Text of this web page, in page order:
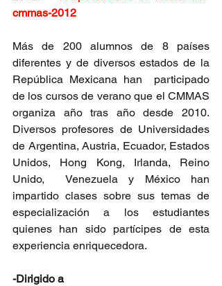
cmmas-2012
Más de 200 alumnos de 8 países
diferentes y de diversos estados de la
República Mexicana han  participado
de los cursos de verano que el CMMAS
organiza año tras año desde 2010.
Diversos profesores de Universidades
de Argentina, Austria, Ecuador, Estados
Unidos, Hong Kong, Irlanda, Reino
Unido,  Venezuela y México han
impartido clases sobre sus temas de
especialización a los estudiantes
quienes han sido partícipes de esta
experiencia enriquecedora.
-Dirigido a